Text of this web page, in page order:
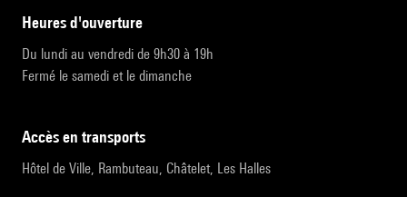
heures d'ouverture
Du lundi au vendredi de 9h30 à 19h
Fermé le samedi et le dimanche
accès en transports
Hôtel de Ville, Rambuteau, Châtelet, Les Halles